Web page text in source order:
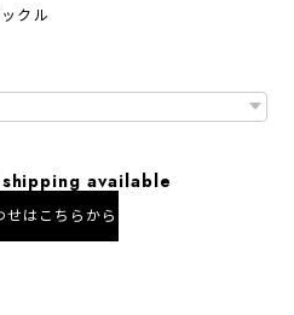
クル
available
せはこちらから